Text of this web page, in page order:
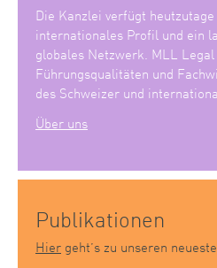
Die Kanzlei verfügt
internationales Profil und ein
globales Netzwerk. MLL
Führungsqualitäten und
des Schweizer und
Über uns
Publikationen
Hier geht’s zu unseren